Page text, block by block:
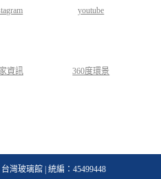
youtube
資訊 360度環景
灣玻璃館 | 統編：45499448